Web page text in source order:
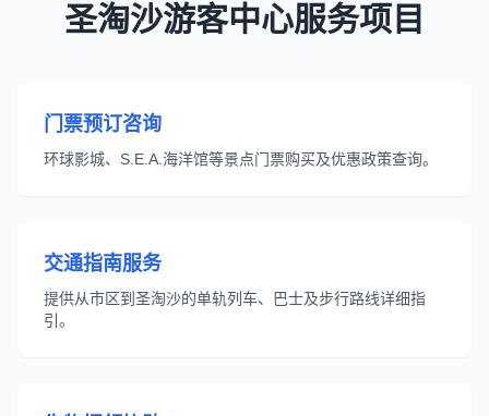
圣淘沙游客中心服务项目
门票预订咨询
环球影城、S.E.A.海洋馆等景点门票购买及优惠政策查询。
交通指南服务
提供从市区到圣淘沙的单轨列车、巴士及步行路线详细指
引。